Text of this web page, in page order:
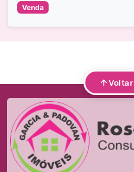
Venda
Voltar